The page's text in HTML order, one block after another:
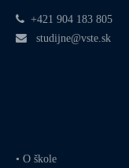
+421 904 183 805
studijne@vste.sk
•O škole